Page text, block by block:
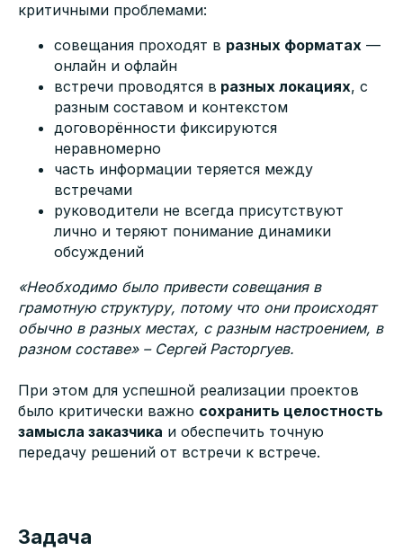
критичными проблемами:
совещания проходят в разных форматах —
онлайн и офлайн
встречи проводятся в разных локациях, с
разным составом и контекстом
договорённости фиксируются
неравномерно
часть информации теряется между
встречами
руководители не всегда присутствуют
лично и теряют понимание динамики
обсуждений
«Необходимо было привести совещания в
грамотную структуру, потому что они происходят
обычно в разных местах, с разным настроением, в
разном составе» – Сергей Расторгуев.
При этом для успешной реализации проектов
было критически важно сохранить целостность
замысла заказчика и обеспечить точную
передачу решений от встречи к встрече.
Задача